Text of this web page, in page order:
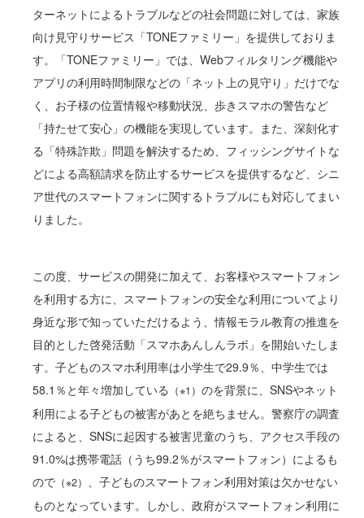
ターネットによるトラブルなどの社会問題に対しては、家族
向け見守りサービス「TONEファミリー」を提供しておりま
す。「TONEファミリー」では、Webフィルタリング機能や
アプリの利用時間制限などの「ネット上の見守り」だけでな
く、お子様の位置情報や移動状況、歩きスマホの警告など
「持たせて安心」の機能を実現しています。また、深刻化す
る「特殊詐欺」問題を解決するため、フィッシングサイトな
どによる高額請求を防止するサービスを提供するなど、シニ
ア世代のスマートフォンに関するトラブルにも対応してまい
りました。
この度、サービスの開発に加えて、お客様やスマートフォン
を利用する方に、スマートフォンの安全な利用についてより
身近な形で知っていただけるよう、情報モラル教育の推進を
目的とした啓発活動「スマホあんしんラボ」を開始いたしま
す。子どものスマホ利用率は小学生で29.9％、中学生では
58.1％と年々増加している （※1） のを背景に、SNSやネット
利用による子どもの被害があとを絶ちません。警察庁の調査
によると、SNSに起因する被害児童のうち、アクセス手段の
91.0%は携帯電話（うち99.2％がスマートフォン）によるも
ので （※2）
、子どものスマートフォン利用対策は欠かせない
ものとなっています。しかし、政府がスマートフォン利用に